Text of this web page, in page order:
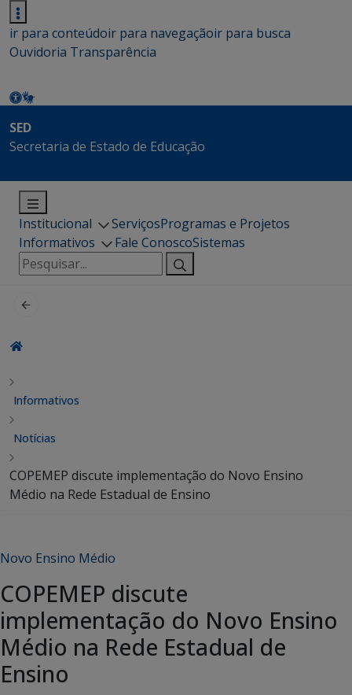
ir para conteúdoir para navegaçãoir para busca
Ouvidoria Transparência
SED
Secretaria de Estado de Educação
Institucional ServiçosProgramas e Projetos
Informativos
Fale ConoscoSistemas
Pesquisar
por:
Informativos
Notícias
COPEMEP discute implementação do Novo Ensino
Médio na Rede Estadual de Ensino
Novo Ensino Médio
COPEMEP discute
implementação do Novo Ensino
Médio na Rede Estadual de
Ensino